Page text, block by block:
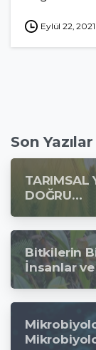
Eylül 22, 2021
Son Yazılar
TARIMSAL
DOĞRU…
Bitkilerin
İnsanlar